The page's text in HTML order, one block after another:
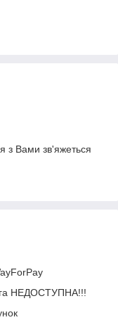
з Вами зв'яжеться
НЕДОСТУПНА!!!